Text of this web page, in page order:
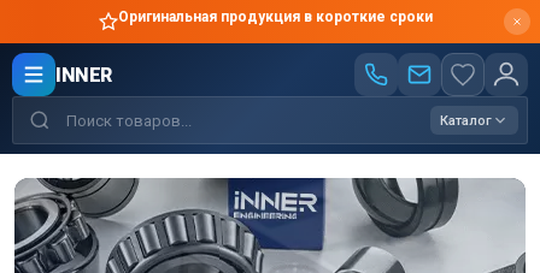
Оригинальная продукция в короткие сроки
INNER
Каталог